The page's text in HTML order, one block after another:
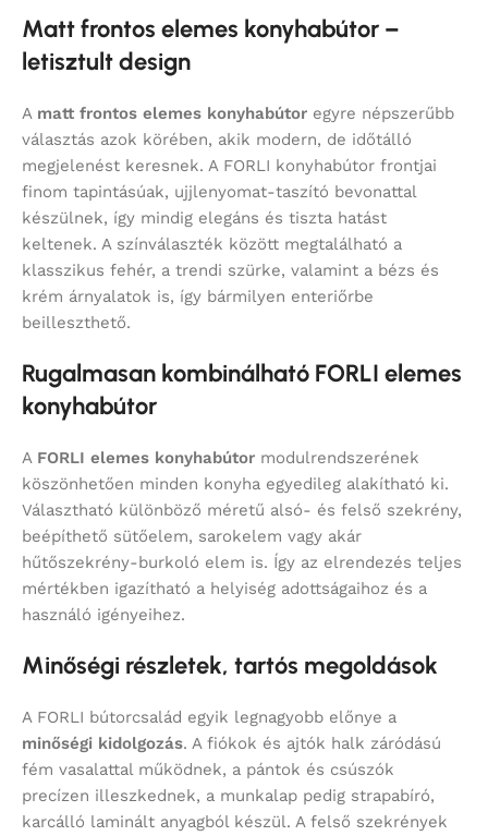
Matt frontos elemes konyhabútor –
letisztult design
A matt frontos elemes konyhabútor egyre népszerűbb
választás azok körében, akik modern, de időtálló
megjelenést keresnek. A FORLI konyhabútor frontjai
finom tapintásúak, ujjlenyomat-taszító bevonattal
készülnek, így mindig elegáns és tiszta hatást
keltenek. A színválaszték között megtalálható a
klasszikus fehér, a trendi szürke, valamint a bézs és
krém árnyalatok is, így bármilyen enteriőrbe
beilleszthető.
Rugalmasan kombinálható FORLI elemes
konyhabútor
A FORLI elemes konyhabútor modulrendszerének
köszönhetően minden konyha egyedileg alakítható ki.
Választható különböző méretű alsó- és felső szekrény,
beépíthető sütőelem, sarokelem vagy akár
hűtőszekrény-burkoló elem is. Így az elrendezés teljes
mértékben igazítható a helyiség adottságaihoz és a
használó igényeihez.
Minőségi részletek, tartós megoldások
A FORLI bútorcsalád egyik legnagyobb előnye a
minőségi kidolgozás. A fiókok és ajtók halk záródású
fém vasalattal működnek, a pántok és csúszók
precízen illeszkednek, a munkalap pedig strapabíró,
karcálló laminált anyagból készül. A felső szekrények